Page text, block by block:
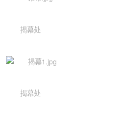
揭幕处
揭幕处